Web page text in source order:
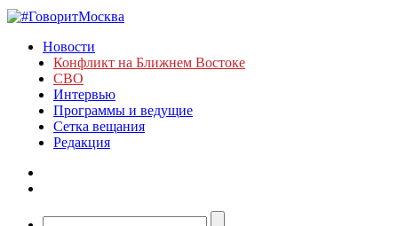
Новости
Конфликт на Ближнем Востоке
СВО
Интервью
Программы и ведущие
Сетка вещания
Редакция